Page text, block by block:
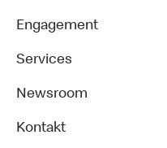
Engagement
Services
Newsroom
Kontakt